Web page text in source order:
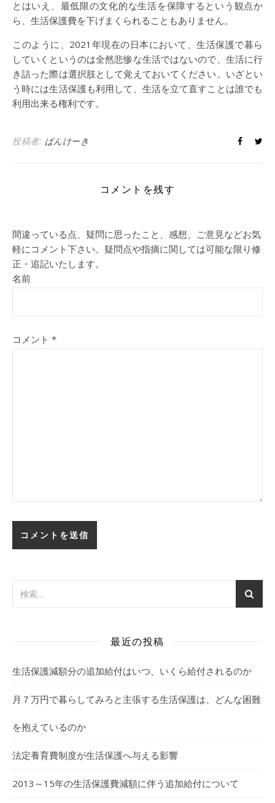
とはいえ、最低限の文化的な生活を保障するという観点か
ら、生活保護費を下げまくられることもありません。
このように、2021年現在の日本において、生活保護で暮ら
していくというのは全然悲惨な生活ではないので、生活に行
き詰った際は選択肢として覚えておいてください。いざとい
う時には生活保護も利用して、生活を立て直すことは誰でも
利用出来る権利です。
投稿者: ぱんけーき
コメントを残す
間違っている点、疑問に思ったこと、感想、ご意見などお気
軽にコメント下さい。疑問点や指摘に関しては可能な限り修
正・追記いたします。
名前
コメント *
最近の投稿
生活保護減額分の追加給付はいつ、いくら給付されるのか
月７万円で暮らしてみろと主張する生活保護は、どんな困難
を抱えているのか
法定養育費制度が生活保護へ与える影響
2013～15年の生活保護費減額に伴う追加給付について